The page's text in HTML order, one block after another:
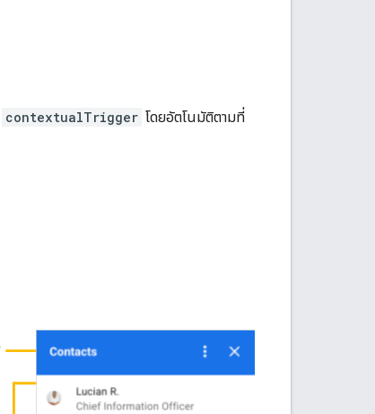
contextualTrigger โดยอัตโนมัติตามที่